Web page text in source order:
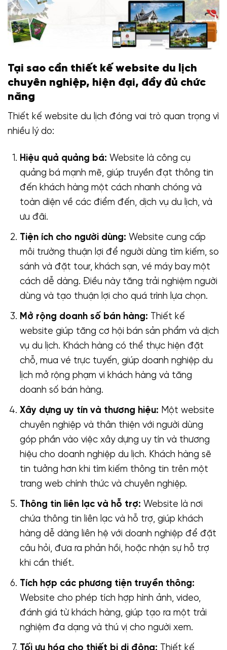
Tại sao cần thiết kế website du lịch
chuyên nghiệp, hiện đại, đầy đủ chức
năng
Thiết kế website du lịch đóng vai trò quan trọng vì
nhiều lý do:
Hiệu quả quảng bá: Website là công cụ
quảng bá mạnh mẽ, giúp truyền đạt thông tin
đến khách hàng một cách nhanh chóng và
toàn diện về các điểm đến, dịch vụ du lịch, và
ưu đãi.
Tiện ích cho người dùng: Website cung cấp
môi trường thuận lợi để người dùng tìm kiếm, so
sánh và đặt tour, khách sạn, vé máy bay một
cách dễ dàng. Điều này tăng trải nghiệm người
dùng và tạo thuận lợi cho quá trình lựa chọn.
Mở rộng doanh số bán hàng: Thiết kế
website giúp tăng cơ hội bán sản phẩm và dịch
vụ du lịch. Khách hàng có thể thực hiện đặt
chỗ, mua vé trực tuyến, giúp doanh nghiệp du
lịch mở rộng phạm vi khách hàng và tăng
doanh số bán hàng.
Xây dựng uy tín và thương hiệu: Một website
chuyên nghiệp và thân thiện với người dùng
góp phần vào việc xây dựng uy tín và thương
hiệu cho doanh nghiệp du lịch. Khách hàng sẽ
tin tưởng hơn khi tìm kiếm thông tin trên một
trang web chính thức và chuyên nghiệp.
Thông tin liên lạc và hỗ trợ: Website là nơi
chứa thông tin liên lạc và hỗ trợ, giúp khách
hàng dễ dàng liên hệ với doanh nghiệp để đặt
câu hỏi, đưa ra phản hồi, hoặc nhận sự hỗ trợ
khi cần thiết.
Tích hợp các phương tiện truyền thông:
Website cho phép tích hợp hình ảnh, video,
đánh giá từ khách hàng, giúp tạo ra một trải
nghiệm đa dạng và thú vị cho người xem.